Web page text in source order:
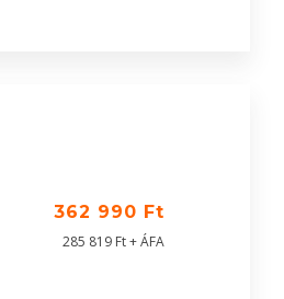
362 990 Ft
285 819 Ft + ÁFA